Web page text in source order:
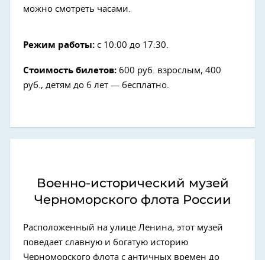
можно смотреть часами.
Режим работы: с 10:00 до 17:30.
Стоимость билетов: 600 руб. взрослым, 400
руб., детям до 6 лет — бесплатно.
Военно-исторический музей
Черноморского флота России
Расположенный на улице Ленина, этот музей
поведает славную и богатую историю
Черноморского флота с античных времен до